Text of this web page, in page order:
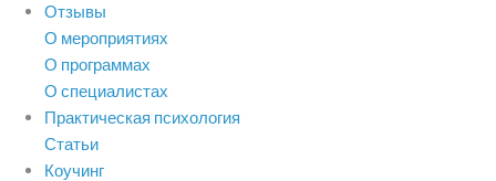
Отзывы
О мероприятиях
О программах
О специалистах
Практическая психология
Статьи
Коучинг